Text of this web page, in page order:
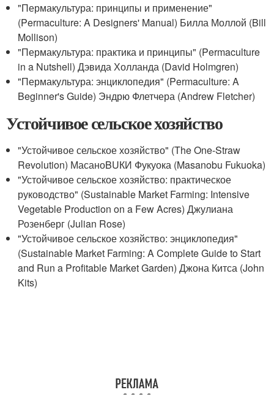
"Пермакультура: принципы и применение"
(Permaculture: A Designers' Manual) Билла Моллой (Bill
Mollison)
"Пермакультура: практика и принципы" (Permaculture
in a Nutshell) Дэвида Холланда (David Holmgren)
"Пермакультура: энциклопедия" (Permaculture: A
Beginner's Guide) Эндрю Флетчера (Andrew Fletcher)
Устойчивое сельское хозяйство
"Устойчивое сельское хозяйство" (The One-Straw
Revolution) МасаноBUКИ Фукуока (Masanobu Fukuoka)
"Устойчивое сельское хозяйство: практическое
руководство" (Sustainable Market Farming: Intensive
Vegetable Production on a Few Acres) Джулиана
Розенберг (Julian Rose)
"Устойчивое сельское хозяйство: энциклопедия"
(Sustainable Market Farming: A Complete Guide to Start
and Run a Profitable Market Garden) Джона Китса (John
Kits)